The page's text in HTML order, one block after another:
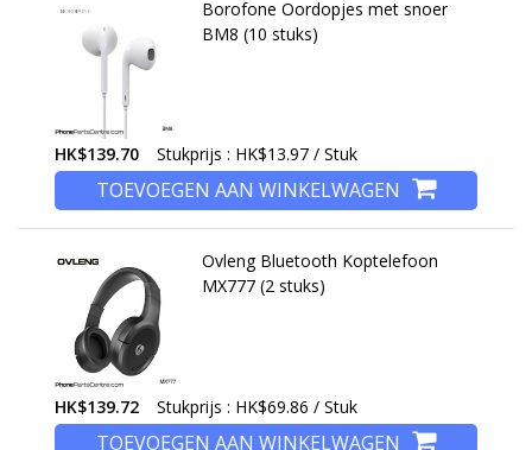
Borofone Oordopjes met snoer
BM8 (10 stuks)
HK$139.70 Stukprijs : HK$13.97 / Stuk
TOEVOEGEN AAN WINKELWAGEN
Ovleng Bluetooth Koptelefoon
MX777 (2 stuks)
HK$139.72 Stukprijs : HK$69.86 / Stuk
TOEVOEGEN AAN WINKELWAGEN